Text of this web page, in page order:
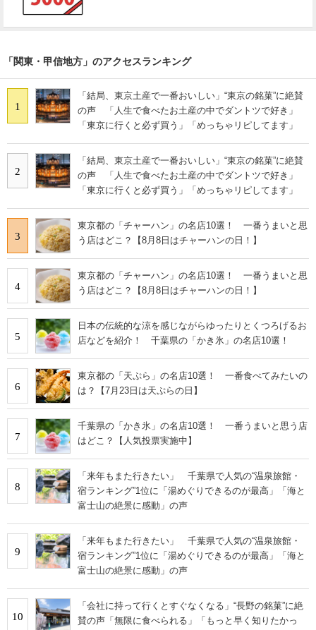
「関東・甲信地方」のアクセスランキング
1
「結局、東京土産で一番おいしい」“東京の銘菓”に絶賛
の声 「人生で食べたお土産の中でダントツで好き」
「東京に行くと必ず買う」「めっちゃリピしてます」
2
「結局、東京土産で一番おいしい」“東京の銘菓”に絶賛
の声 「人生で食べたお土産の中でダントツで好き」
「東京に行くと必ず買う」「めっちゃリピしてます」
3
東京都の「チャーハン」の名店10選！ 一番うまいと思
う店はどこ？【8月8日はチャーハンの日！】
4
東京都の「チャーハン」の名店10選！ 一番うまいと思
う店はどこ？【8月8日はチャーハンの日！】
5
日本の伝統的な涼を感じながらゆったりとくつろげるお
店などを紹介！ 千葉県の「かき氷」の名店10選！
6
東京都の「天ぷら」の名店10選！ 一番食べてみたいの
は？【7月23日は天ぷらの日】
7
千葉県の「かき氷」の名店10選！ 一番うまいと思う店
はどこ？【人気投票実施中】
8
「来年もまた行きたい」 千葉県で人気の“温泉旅館・
宿ランキング”1位に「湯めぐりできるのが最高」「海と
富士山の絶景に感動」の声
9
「来年もまた行きたい」 千葉県で人気の“温泉旅館・
宿ランキング”1位に「湯めぐりできるのが最高」「海と
富士山の絶景に感動」の声
10
「会社に持って行くとすぐなくなる」“長野の銘菓”に絶
賛の声「無限に食べられる」「もっと早く知りたかっ